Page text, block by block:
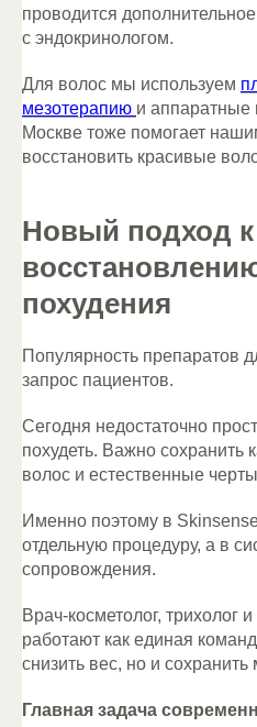
проводится
с эндокринологом.
Для волос мы используем
мезотерапию и аппаратные
Москве тоже помогает
восстановить красивые
Новый подход к
похудения
Популярность препаратов
запрос пациентов.
Сегодня недостаточно
похудеть. Важно сохранить
волос и естественные
Именно поэтому в
отдельную процедуру, а в
сопровождения.
Врач-косметолог, трихолог и
работают как единая
снизить вес, но и
Главная задача